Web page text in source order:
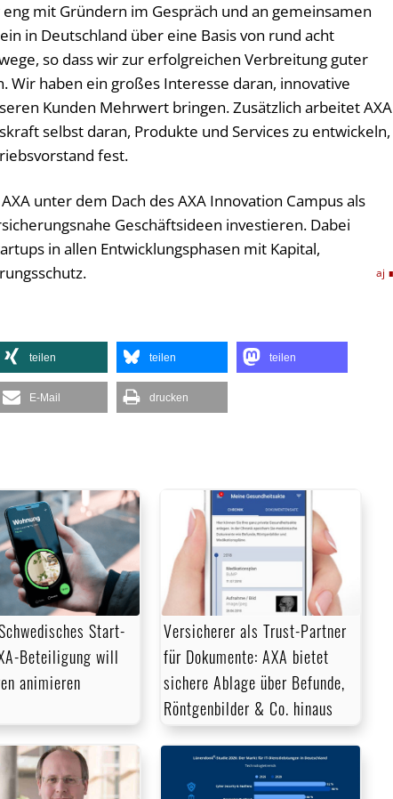
mit Gründern im Gespräch und an gemeinsamen
in Deutschland über eine Basis von rund acht
so dass wir zur erfolgreichen Verbreitung guter
Wir haben ein großes Interesse daran, innovative
Kunden Mehrwert bringen. Zusätzlich arbeitet AXA
selbst daran, Produkte und Services zu entwickeln,
fest.
unter dem Dach des AXA Innovation Campus als
Geschäftsideen investieren. Dabei
in allen Entwicklungsphasen mit Kapital,
aj
teilen teilen teilen
E-Mail drucken
Start-
Beteiligung will
animieren
Versicherer als Trust-Partner
für Dokumente: AXA bietet
sichere Ablage über Befunde,
Röntgenbilder & Co. hinaus